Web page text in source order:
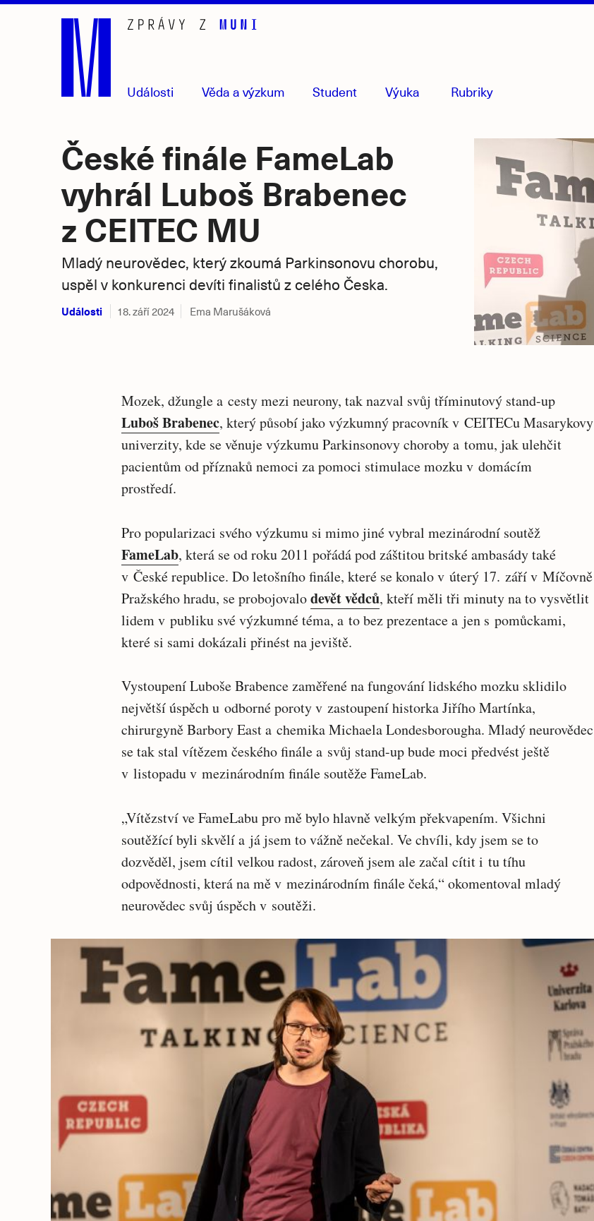
Události Věda a výzkum Student Výuka Rubriky
České finále FameLab
vyhrál Luboš Brabenec
z CEITEC MU
Mladý neurovědec, který zkoumá Parkinsonovu chorobu,
uspěl v konkurenci devíti finalistů z celého Česka.
Události 18. září 2024 Ema Marušáková
Mozek, džungle a cesty mezi neurony, tak nazval svůj tříminutový stand-up
Luboš Brabenec, který působí jako výzkumný pracovník v CEITECu Masarykovy
univerzity, kde se věnuje výzkumu Parkinsonovy choroby a tomu, jak ulehčit
pacientům od příznaků nemoci za pomoci stimulace mozku v domácím
prostředí.
Pro popularizaci svého výzkumu si mimo jiné vybral mezinárodní soutěž
FameLab, která se od roku 2011 pořádá pod záštitou britské ambasády také
v České republice. Do letošního finále, které se konalo v úterý 17. září v Míčovně
Pražského hradu, se probojovalodevět vědců, kteří měli tři minuty na to vysvětlit
lidem v publiku své výzkumné téma, a to bez prezentace a jen s pomůckami,
které si sami dokázali přinést na jeviště.
Vystoupení Luboše Brabence zaměřené na fungování lidského mozku sklidilo
největší úspěch u odborné poroty v zastoupení historka Jiřího Martínka,
chirurgyně Barbory East a chemika Michaela Londesborougha. Mladý neurovědec
se tak stal vítězem českého finále a svůj stand-up bude moci předvést ještě
v listopadu v mezinárodním finále soutěže FameLab.
„Vítězství ve FameLabu pro mě bylo hlavně velkým překvapením. Všichni
soutěžící byli skvělí a já jsem to vážně nečekal. Ve chvíli, kdy jsem se to
dozvěděl, jsem cítil velkou radost, zároveň jsem ale začal cítit i tu tíhu
odpovědnosti, která na mě v mezinárodním finále čeká,“ okomentoval mladý
neurovědec svůj úspěch v soutěži.